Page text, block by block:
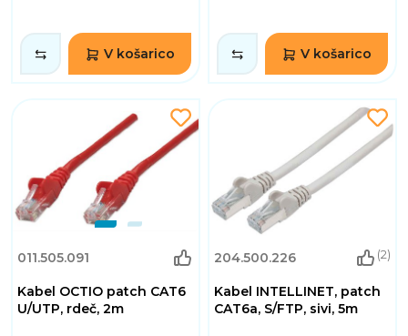
V košarico V košarico
011.505.091
Kabel OCTIO patch CAT6
U/UTP, rdeč, 2m
204.500.226 (2)
Kabel INTELLINET, patch
CAT6a, S/FTP, sivi, 5m